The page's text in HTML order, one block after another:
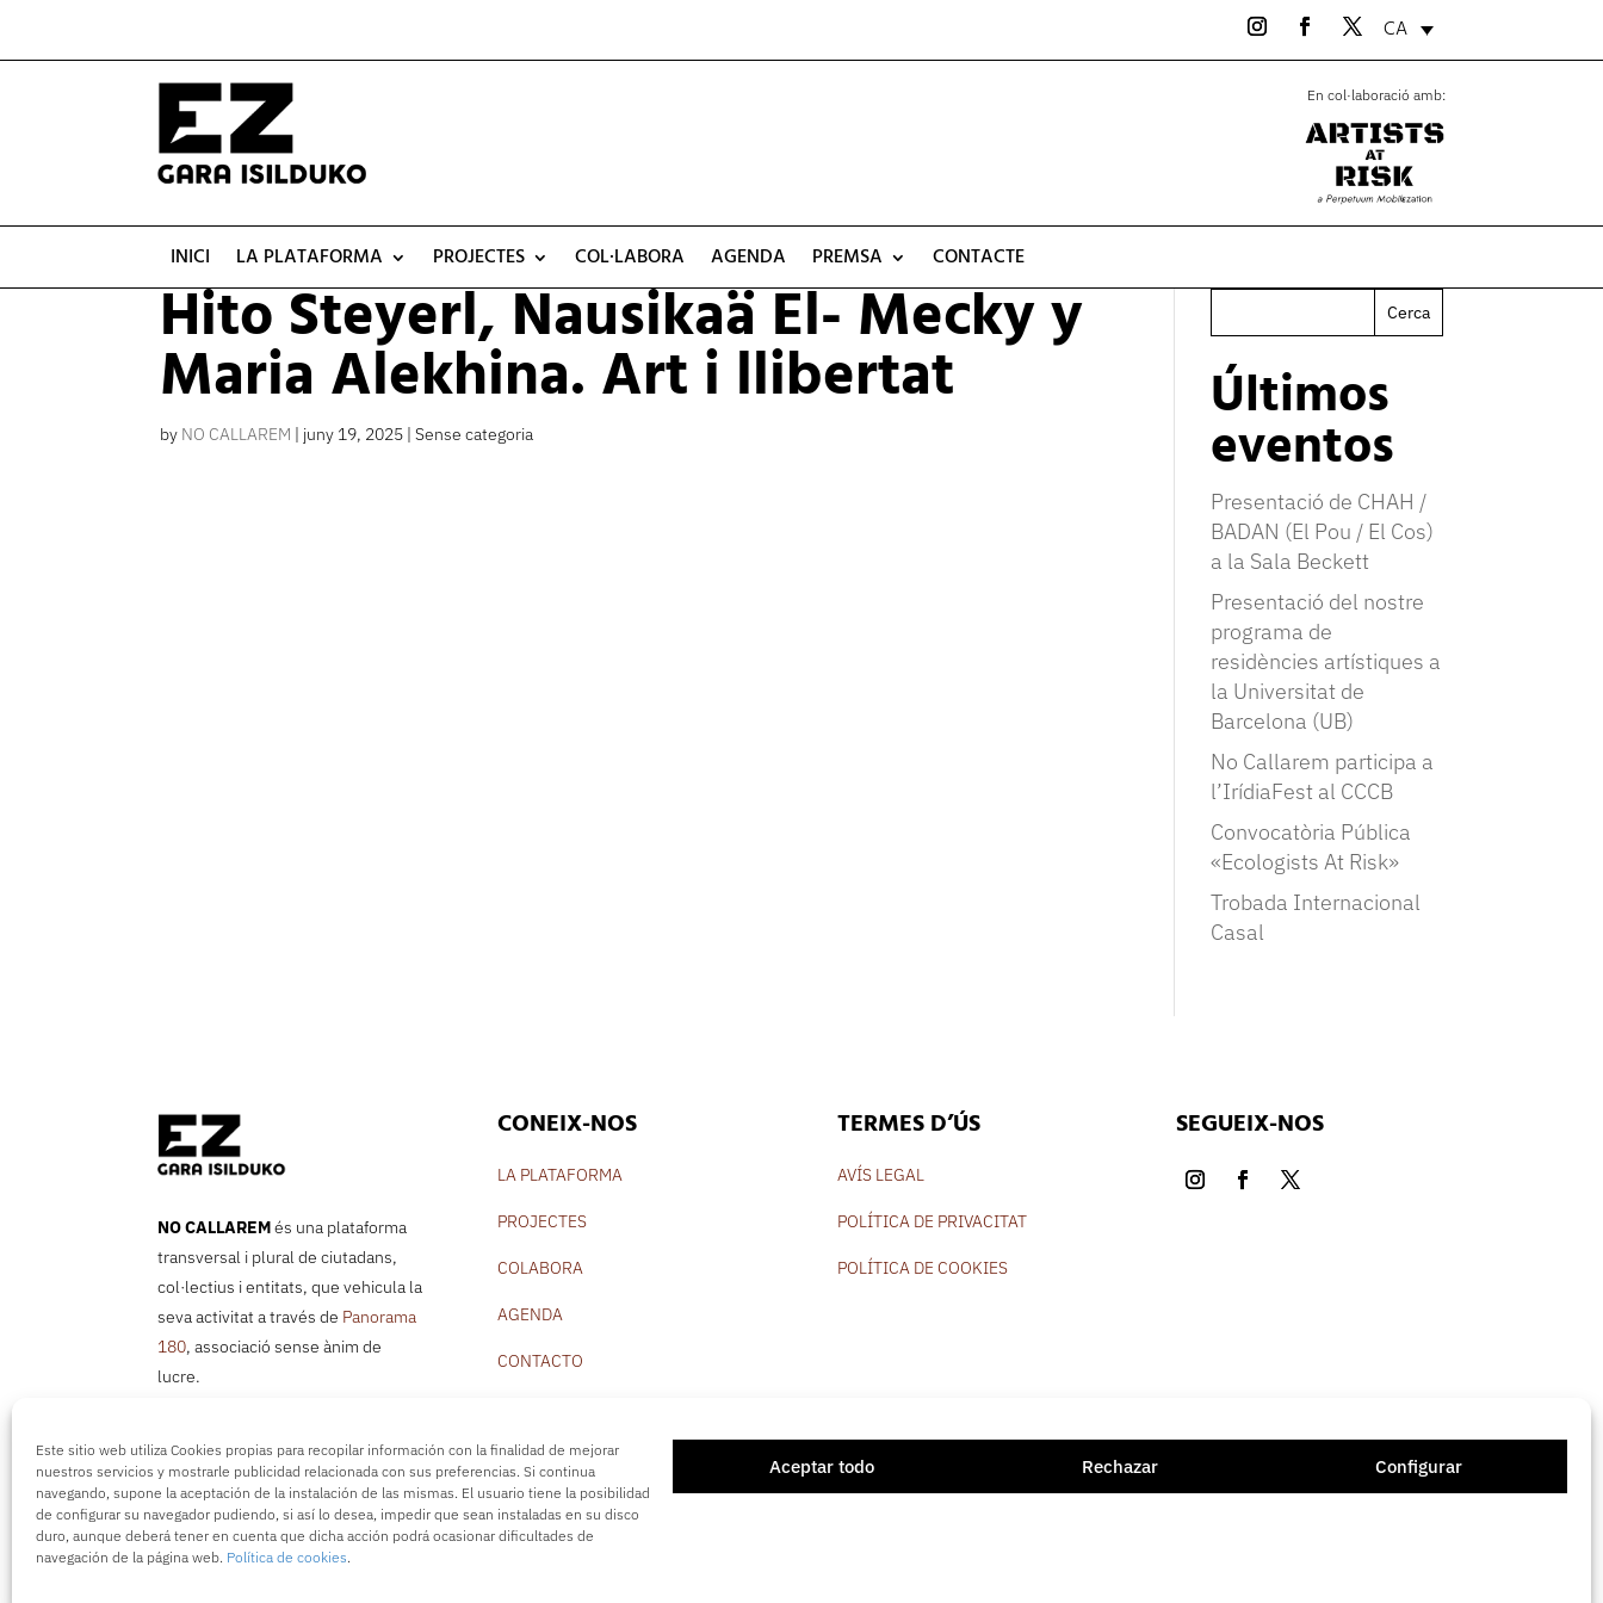
Este sitio web utiliza Cookies propias para recopilar información con la finalidad de mejorar
nuestros servicios y mostrarle publicidad relacionada con sus preferencias. Si continua
navegando, supone la aceptación de la instalación de las mismas. El usuario tiene la posibilidad
de configurar su navegador pudiendo, si así lo desea, impedir que sean instaladas en su disco
duro, aunque deberá tener en cuenta que dicha acción podrá ocasionar dificultades de
navegación de la página web. Política de cookies.
Aceptar todo Rechazar Configurar
CA
En col·laboració amb:
INICI LA PLATAFORMA PROJECTES COL·LABORA AGENDA PREMSA CONTACTE
Hito Steyerl, Nausikaä El- Mecky y
Maria Alekhina. Art i llibertat
by NO CALLAREM | juny 19, 2025 | Sense categoria
Cerca
Últimos
eventos
Presentació de CHAH /
BADAN (El Pou / El Cos)
a la Sala Beckett
Presentació del nostre
programa de
residències artístiques a
la Universitat de
Barcelona (UB)
No Callarem participa a
l’IrídiaFest al CCCB
Convocatòria Pública
«Ecologists At Risk»
Trobada Internacional
Casal
NO CALLAREMés una plataforma
transversal i plural de ciutadans,
col·lectius i entitats, que vehicula la
seva activitat a través de Panorama
180, associació sense ànim de
lucre.
CONEIX-NOS
LA PLATAFORMA
PROJECTES
COLABORA
AGENDA
CONTACTO
TERMES D’ÚS
AVÍS LEGAL
POLÍTICA DE PRIVACITAT
POLÍTICA DE COOKIES
SEGUEIX-NOS
NO CALLAREM –Associació Panorama 180